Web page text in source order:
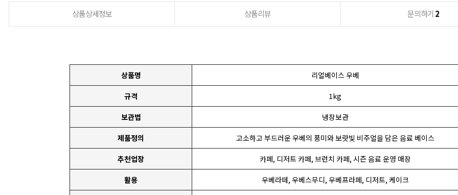
상품상세정보 상품리뷰 문의하기 2
상품명 리얼베이스 우베
규격 1kg
보관법 냉장보관
제품정의 고소하고 부드러운 우베의 풍미와 보랏빛 비주얼을 담은 음료 베이스
추천업장 카페, 디저트 카페, 브런치 카페, 시즌 음료 운영 매장
활용 우베라떼, 우베스무디, 우베프라페, 디저트, 케이크